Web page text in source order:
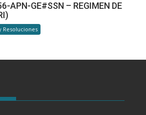
APN-GE#SSN – REGIMEN DE
Resoluciones